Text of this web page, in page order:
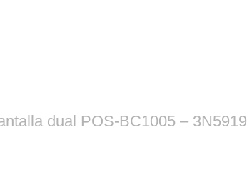
dual POS-BC1005 – 3N5919